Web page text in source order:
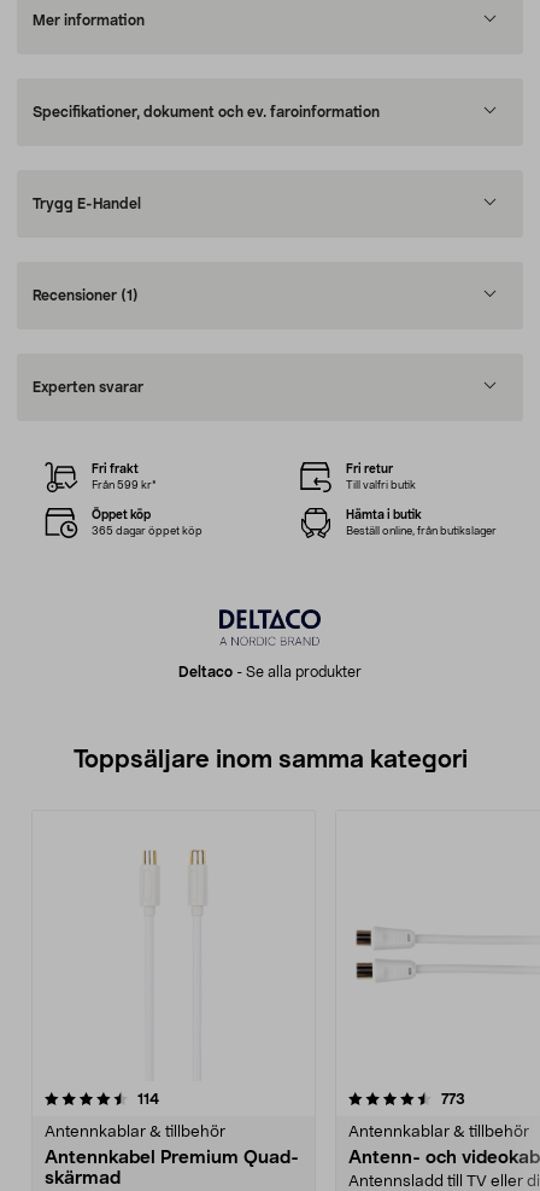
Mer information
Specifikationer, dokument och ev. faroinformation
Trygg E-Handel
Recensioner (1)
Experten svarar
Deltaco - Se alla produkter
Fri frakt
Från 599 kr*
Fri retur
Till valfri butik
Öppet köp
365 dagar öppet köp
Hämta i butik
Beställ online, från butikslager
Toppsäljare inom samma kategori
114recensioner
Antennkablar & tillbehör
Antennkabel Premium Quad-
skärmad
4.5 av 5 stjärnor 773
Antennkablar & tillbehör
Antenn- och
Antennsladd till TV eller
4.0 av 5 stjärnor